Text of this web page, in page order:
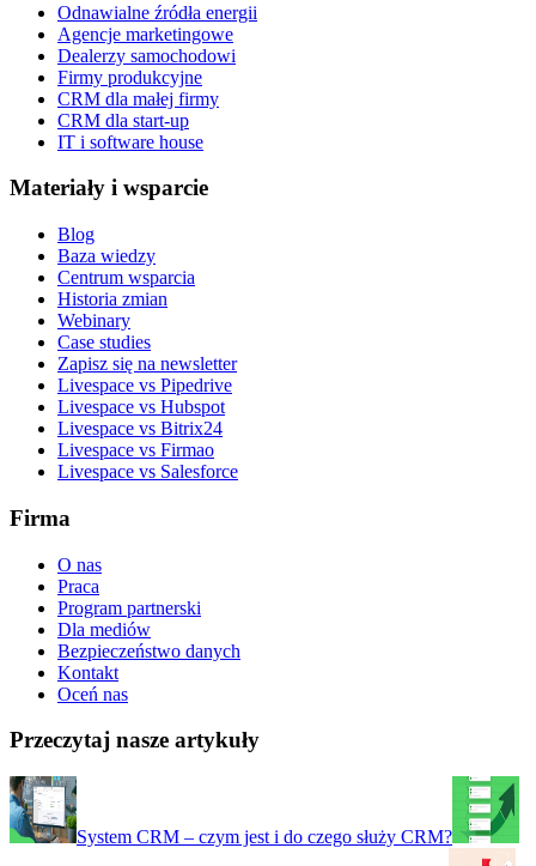
Odnawialne źródła energii
Agencje marketingowe
Dealerzy samochodowi
Firmy produkcyjne
CRM dla małej firmy
CRM dla start-up
IT i software house
Materiały i wsparcie
Blog
Baza wiedzy
Centrum wsparcia
Historia zmian
Webinary
Case studies
Zapisz się na newsletter
Livespace vs Pipedrive
Livespace vs Hubspot
Livespace vs Bitrix24
Livespace vs Firmao
Livespace vs Salesforce
Firma
O nas
Praca
Program partnerski
Dla mediów
Bezpieczeństwo danych
Kontakt
Oceń nas
Przeczytaj nasze artykuły
System CRM – czym jest i do czego służy CRM?